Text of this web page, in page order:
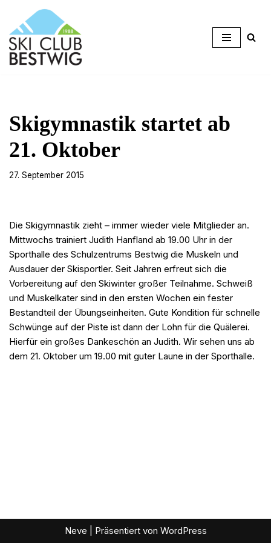
Zum
Inhalt
springen
Skigymnastik startet ab
21. Oktober
27. September 2015
Die Skigymnastik zieht – immer wieder viele Mitglieder an.
Mittwochs trainiert Judith Hanfland ab 19.00 Uhr in der
Sporthalle des Schulzentrums Bestwig die Muskeln und
Ausdauer der Skisportler. Seit Jahren erfreut sich die
Vorbereitung auf den Skiwinter großer Teilnahme. Schweiß
und Muskelkater sind in den ersten Wochen ein fester
Bestandteil der Übungseinheiten. Gute Kondition für schnelle
Schwünge auf der Piste ist dann der Lohn für die Quälerei.
Hierfür ein großes Dankeschön an Judith. Wir sehen uns ab
dem 21. Oktober um 19.00 mit guter Laune in der Sporthalle.
Neve | Präsentiert von WordPress